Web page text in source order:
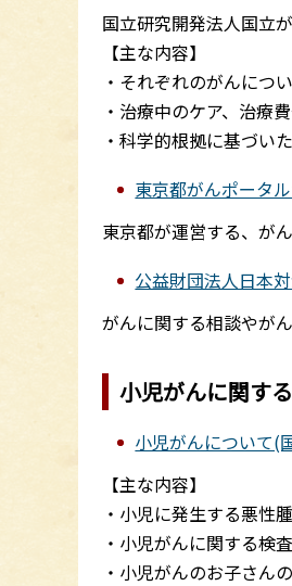
国立研究開発法人国立
【主な内容】
・それぞれのがんにつ
・治療中のケア、治療
・科学的根拠に基づい
東京都がんポータ
東京都が運営する、が
公益財団法人日本
がんに関する相談やが
小児がんに関す
小児がんについて(
【主な内容】
・小児に発生する悪性
・小児がんに関する検
・小児がんのお子さん